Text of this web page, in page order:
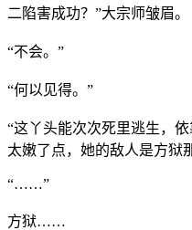
二陷害成功？”大宗师皱眉。
“不会。”
“何以见得。”
“这丫头能次次死里逃生，
太嫩了点，她的敌人是方狱
“……”
方狱……